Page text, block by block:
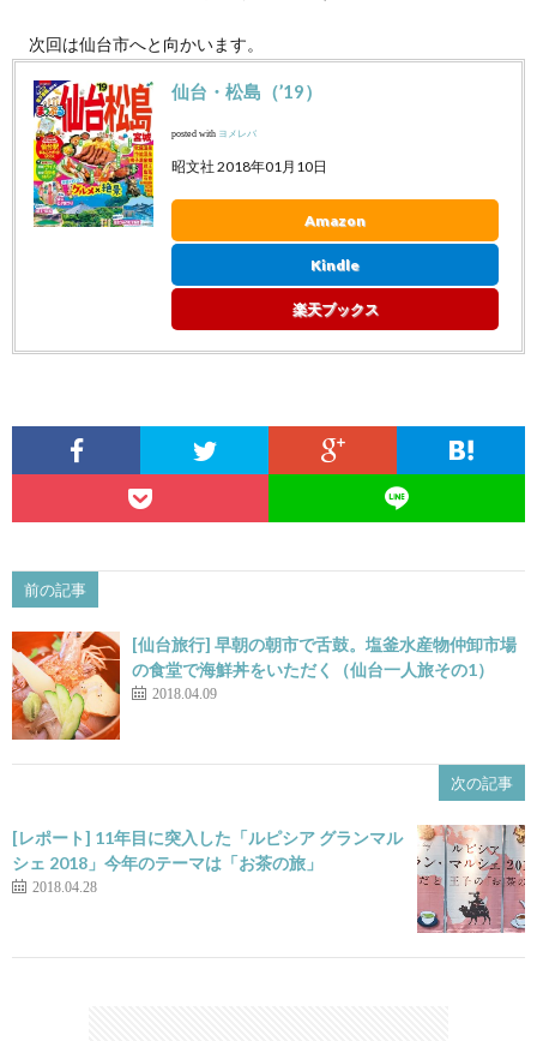
次回は仙台市へと向かいます。
仙台・松島（’19）
posted with ヨメレバ
昭文社 2018年01月10日
Amazon
Kindle
楽天ブックス
前の記事
[仙台旅行] 早朝の朝市で舌鼓。塩釜水産物仲卸市場
の食堂で海鮮丼をいただく（仙台一人旅その1）
2018.04.09
次の記事
[レポート] 11年目に突入した「ルピシア グランマル
シェ 2018」今年のテーマは「お茶の旅」
2018.04.28